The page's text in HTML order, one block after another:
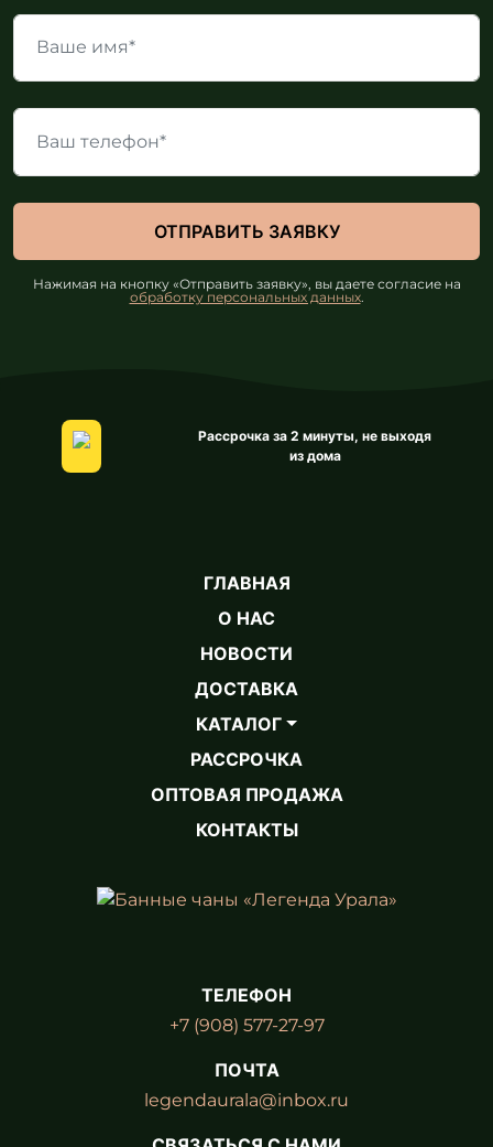
Нажимая на кнопку «Отправить заявку», вы даете согласие на
обработку персональных данных.
Рассрочка за 2 минуты, не выходя
из дома
ГЛАВНАЯ
О НАС
НОВОСТИ
ДОСТАВКА
КАТАЛОГ
РАССРОЧКА
ОПТОВАЯ ПРОДАЖА
КОНТАКТЫ
ТЕЛЕФОН
+7 (908) 577-27-97
ПОЧТА
legendaurala@inbox.ru